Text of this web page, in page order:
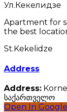
Ул.Кекелидзе
Apartment for
the best
St.Kekelidze
Address
Address:
საქართველო
Open In